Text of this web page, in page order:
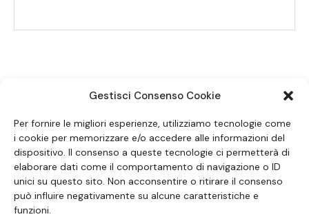
Gestisci Consenso Cookie
Per fornire le migliori esperienze, utilizziamo tecnologie come
i cookie per memorizzare e/o accedere alle informazioni del
dispositivo. Il consenso a queste tecnologie ci permetterà di
elaborare dati come il comportamento di navigazione o ID
unici su questo sito. Non acconsentire o ritirare il consenso
può influire negativamente su alcune caratteristiche e
funzioni.
SEGUICI SUI SOCIAL